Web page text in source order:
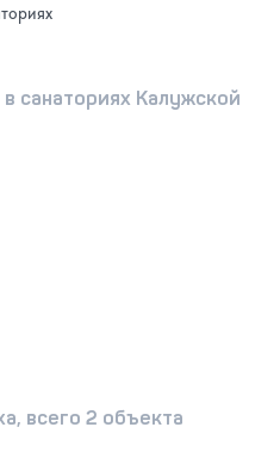
санаториях Калужской
всего 2 объекта